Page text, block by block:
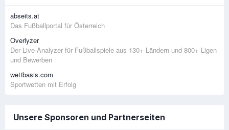
abseits.at
Das Fußballportal für Österreich
Overlyzer
Der Live-Analyzer für Fußballspiele aus 130+ Ländern und 800+ Ligen
und Bewerben
wettbasis.com
Sportwetten mit Erfolg
Unsere Sponsoren und Partnerseiten